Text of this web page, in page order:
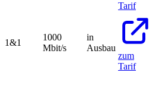
Tarif
1&1
1000
Mbit/s
in
Ausbau
zum
Tarif